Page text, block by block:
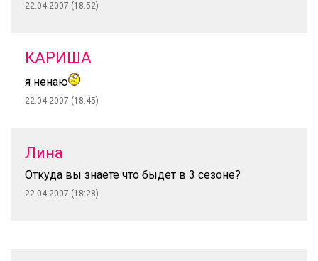
22.04.2007 (18:52)
КАРИША
я ненаю
22.04.2007 (18:45)
Лина
Откуда вы знаете что быдет в 3 сезоне?
22.04.2007 (18:28)